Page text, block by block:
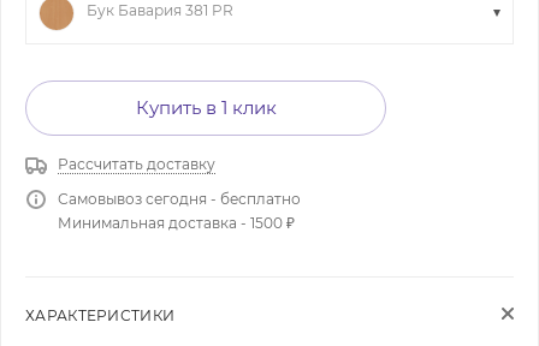
Бук Бавария 381 PR
Купить в 1 клик
Рассчитать доставку
Самовывоз сегодня - бесплатно
Минимальная доставка - 1500 ₽
ХАРАКТЕРИСТИКИ